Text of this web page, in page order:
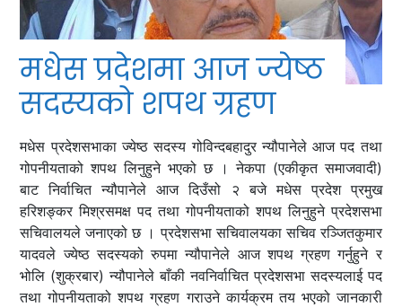
मधेस प्रदेशमा आज ज्येष्ठ
सदस्यको शपथ ग्रहण
मधेस प्रदेशसभाका ज्येष्ठ सदस्य गोविन्दबहादुर न्यौपानेले आज पद तथा
गोपनीयताको शपथ लिनुहुने भएको छ । नेकपा (एकीकृत समाजवादी)
बाट निर्वाचित न्यौपानेले आज दिउँसो २ बजे मधेस प्रदेश प्रमुख
हरिशङ्कर मिश्रसमक्ष पद तथा गोपनीयताको शपथ लिनुहुने प्रदेशसभा
सचिवालयले जनाएको छ । प्रदेशसभा सचिवालयका सचिव रञ्जितकुमार
यादवले ज्येष्ठ सदस्यको रुपमा न्यौपानेले आज शपथ ग्रहण गर्नुहुने र
भोलि (शुक्रबार) न्यौपानेले बाँकी नवनिर्वाचित प्रदेशसभा सदस्यलाई पद
तथा गोपनीयताको शपथ ग्रहण गराउने कार्यक्रम तय भएको जानकारी